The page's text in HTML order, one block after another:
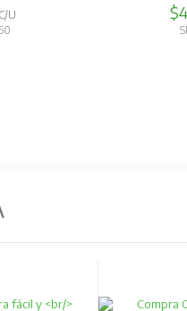
fabricación robotizadas que
C/U